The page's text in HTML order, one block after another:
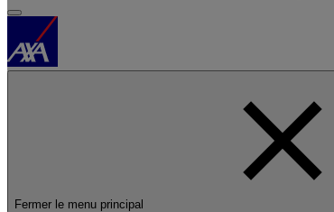
Fermer le menu principal